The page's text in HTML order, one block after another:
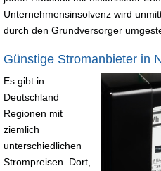
Unternehmensinsolvenz wird
durch den Grundversorger
Günstige Stromanbieter in
Es gibt in
Deutschland
Regionen mit
ziemlich
unterschiedlichen
Strompreisen. Dort,